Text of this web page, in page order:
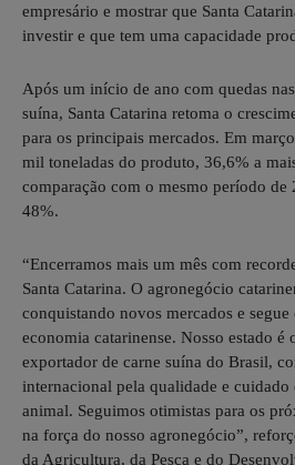
empresário e mostrar que Santa
investir e que tem uma capacidade
Após um início de ano com quedas
suína, Santa Catarina retoma o
para os principais mercados. Em
mil toneladas do produto, 36,6% a
comparação com o mesmo período de
48%.
“Encerramos mais um mês com
Santa Catarina. O agronegócio
conquistando novos mercados e
economia catarinense. Nosso estado é
exportador de carne suína do Brasil,
internacional pela qualidade e cuidado
animal. Seguimos otimistas para os
na força do nosso agronegócio”,
da Agricultura, da Pesca e do